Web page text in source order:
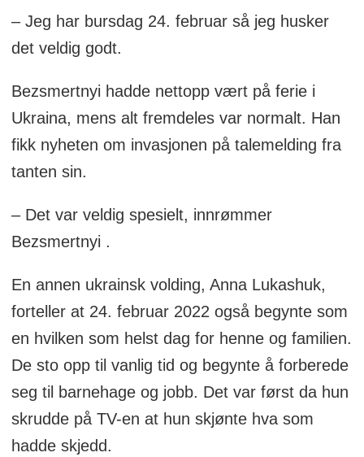
– Jeg har bursdag 24. februar så jeg husker
det veldig godt.
Bezsmertnyi hadde nettopp vært på ferie i
Ukraina, mens alt fremdeles var normalt. Han
fikk nyheten om invasjonen på talemelding fra
tanten sin.
– Det var veldig spesielt, innrømmer
Bezsmertnyi .
En annen ukrainsk volding, Anna Lukashuk,
forteller at 24. februar 2022 også begynte som
en hvilken som helst dag for henne og familien.
De sto opp til vanlig tid og begynte å forberede
seg til barnehage og jobb. Det var først da hun
skrudde på TV-en at hun skjønte hva som
hadde skjedd.